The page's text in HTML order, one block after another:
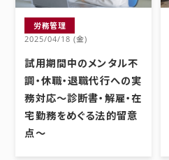
労務管理
2025/04/18 (金)
試用期間中のメンタル不
調・休職・退職代行への実
務対応～診断書・解雇・在
宅勤務をめぐる法的留意
点～